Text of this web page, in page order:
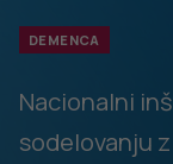
DEMENCA
Nacionalni
sodelovanju